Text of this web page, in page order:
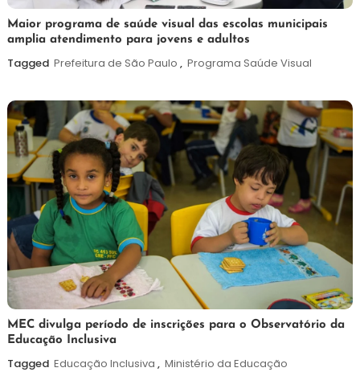
7
de
agosto
Maurilio
Maior programa de saúde visual das escolas municipais
amplia atendimento para jovens e adultos
Tagged Prefeitura de São Paulo , Programa Saúde Visual
7
de
agosto
Maurilio
MEC divulga período de inscrições para o Observatório da
Educação Inclusiva
Tagged Educação Inclusiva , Ministério da Educação